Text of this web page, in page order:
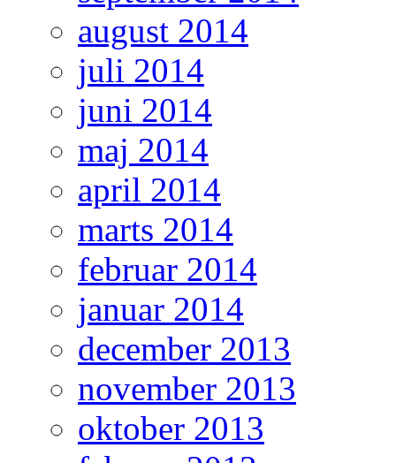
august 2014
juli 2014
juni 2014
maj 2014
april 2014
marts 2014
februar 2014
januar 2014
december 2013
november 2013
oktober 2013